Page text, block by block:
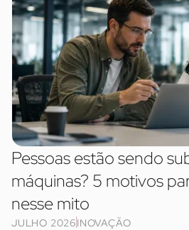
Pessoas estão sendo
máquinas? 5 motivos
nesse mito
JULHO 2026INOVAÇÃO